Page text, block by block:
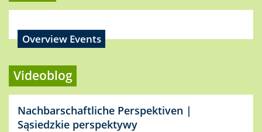
Overview Events
Videoblog
Nachbarschaftliche Perspektiven |
Sąsiedzkie perspektywy